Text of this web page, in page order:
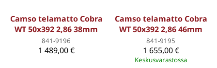
Camso telamatto Cobra
WT 50x392 2,86 38mm
841-9196
1 489,00 €
Camso telamatto Cobra
WT 50x392 2,86 46mm
841-9195
1 655,00 €
Keskusvarastossa